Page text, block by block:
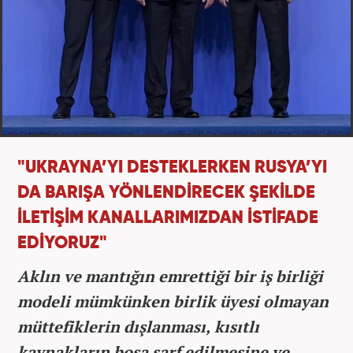
"UKRAYNA’YI DESTEKLERKEN RUSYA’YI
DA BARIŞA YÖNLENDİRECEK ŞEKİLDE
İLETİŞİM KANALLARIMIZDAN İSTİFADE
EDİYORUZ"
Aklın ve mantığın emrettiği bir iş birliği
modeli mümkünken birlik üyesi olmayan
müttefiklerin dışlanması, kısıtlı